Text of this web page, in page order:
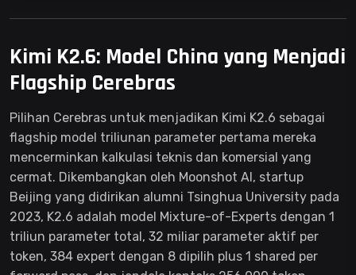
Kimi K2.6: Model China yang Menjadi
Flagship Cerebras
Pilihan Cerebras untuk menjadikan Kimi K2.6 sebagai
flagship model triliunan parameter pertama mereka
mencerminkan kalkulasi teknis dan komersial yang
cermat. Dikembangkan oleh Moonshot AI, startup
Beijing yang didirikan alumni Tsinghua University pada
2023, K2.6 adalah model Mixture-of-Experts dengan 1
triliun parameter total, 32 miliar parameter aktif per
token, 384 expert dengan 8 dipilih plus 1 shared per